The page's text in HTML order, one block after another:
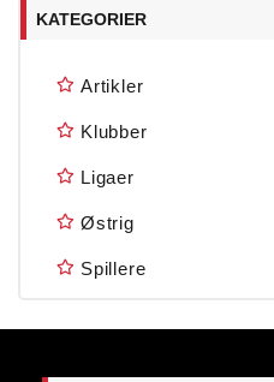
KATEGORIER
Artikler
Klubber
Ligaer
Østrig
Spillere